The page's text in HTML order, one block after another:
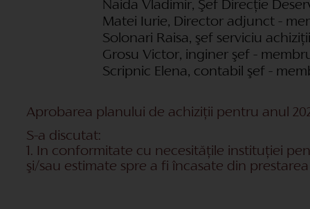
Naida Vladimir, Şef Direcţie
Matei Iurie, Director adjunct -
Solonari Raisa, şef serviciu
Grosu Victor, inginer şef -
Scripnic Elena, contabil şef -
Aprobarea planului de achiziţii pentru anul
S-a discutat:
1. In conformitate cu necesităţile instituţiei
şi/sau estimate spre a fi încasate din